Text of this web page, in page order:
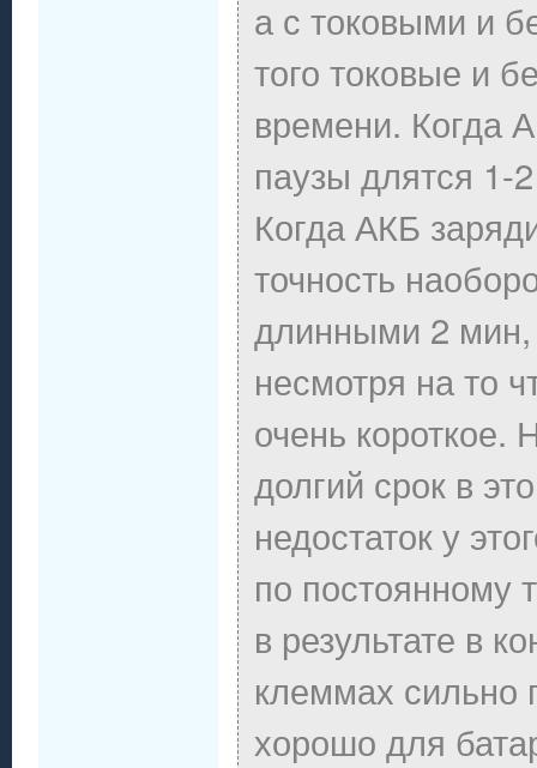
а с токовыми и
того токовые и
времени. Когда
паузы длятся 1-
Когда АКБ
точность
длинными 2 мин,
несмотря на то
очень короткое.
долгий срок в
недостаток у
по постоянному
в результате в
клеммах сильно
хорошо для